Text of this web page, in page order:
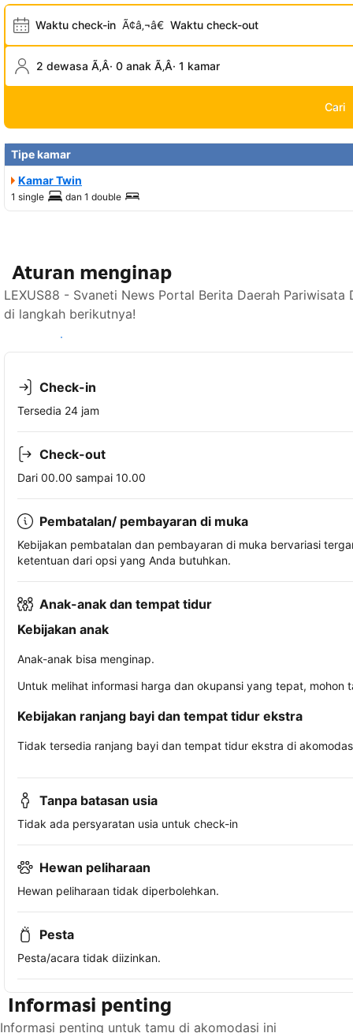
Waktu check-in Ã¢â‚¬â€ Waktu check-out
2 dewasa Ã‚Â· 0 anak Ã‚Â· 1 kamar
Cari
Tipe kamar
Kamar Twin
1 single dan 1 double
Aturan menginap
LEXUS88 - Svaneti News Portal Berita Daerah
di langkah berikutnya!
Lihat ketersediaan
Check-in
Tersedia 24 jam
Check-out
Dari 00.00 sampai 10.00
Pembatalan/ pembayaran di muka
Kebijakan pembatalan dan pembayaran di muka bervariasi
ketentuan dari opsi yang Anda butuhkan.
Anak-anak dan tempat tidur
Kebijakan anak
Anak-anak bisa menginap.
Untuk melihat informasi harga dan okupansi yang tepat,
Kebijakan ranjang bayi dan tempat tidur ekstra
Tidak tersedia ranjang bayi dan tempat tidur ekstra di
Tanpa batasan usia
Tidak ada persyaratan usia untuk check-in
Hewan peliharaan
Hewan peliharaan tidak diperbolehkan.
Pesta
Pesta/acara tidak diizinkan.
Informasi penting
Informasi penting untuk tamu di akomodasi ini